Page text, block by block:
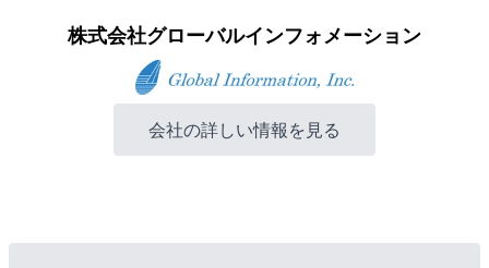
株式会社グローバルインフォメーション
会社の詳しい情報を見る